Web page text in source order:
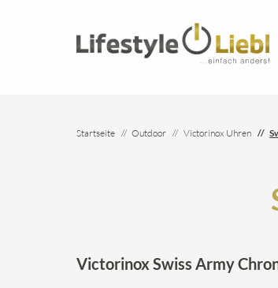
Startseite Outdoor Victorinox Uhren
Victorinox Swiss Army